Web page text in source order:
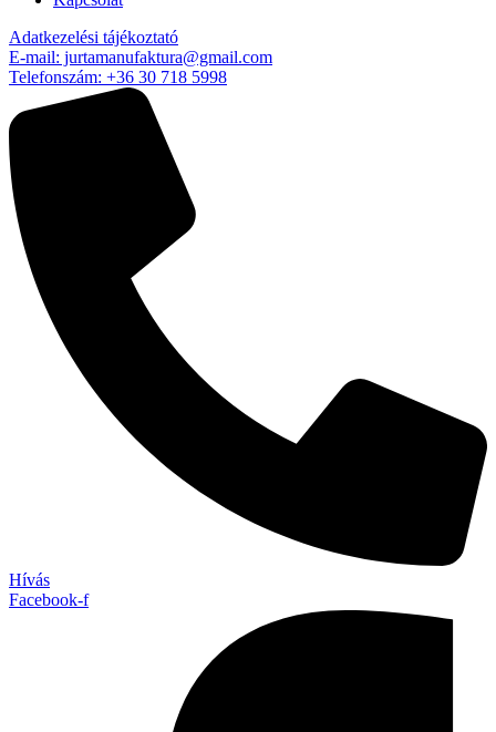
Adatkezelési tájékoztató
E-mail: jurtamanufaktura@gmail.com
Telefonszám: +36 30 718 5998
Hívás
Facebook-f